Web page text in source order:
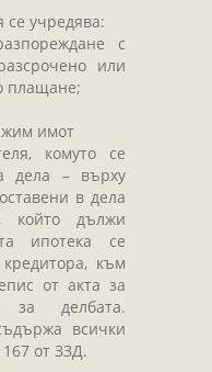
се учредява:
с
или
плащане;
имот
комуто се
дела – върху
в дела
който дължи
ипотека се
към
от акта за
за делбата.
всички
от ЗЗД.